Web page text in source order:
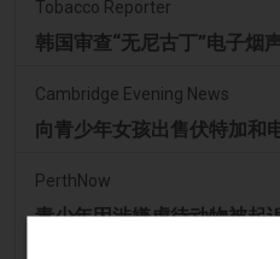
Tobacco Reporter
韩国审查“无尼古丁”电子
Cambridge Evening News
向青少年女孩出售伏特加和
PerthNow
青少年因涉嫌虐待动物被起